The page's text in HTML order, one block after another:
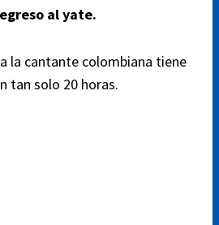
al yate.
la cantante colombiana tiene
tan solo 20 horas.